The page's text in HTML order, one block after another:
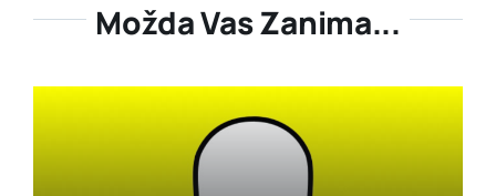
Možda Vas Zanima...